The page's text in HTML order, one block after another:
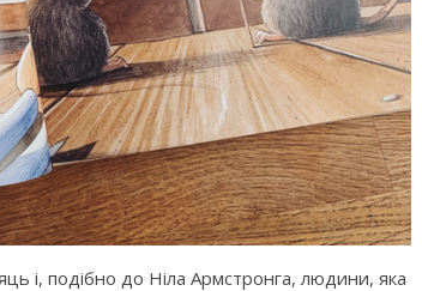
і, подібно до Ніла Армстронга, людини, яка
Приватні садочки Рівного